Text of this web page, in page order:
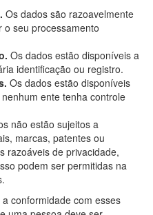
Os dados são razoavelmente
seu processamento
Os dados estão disponíveis a
identificação ou registro.
Os dados estão disponíveis
ente tenha controle
não estão sujeitos a
marcas, patentes ou
razoáveis de privacidade,
podem ser permitidas na
conformidade com esses